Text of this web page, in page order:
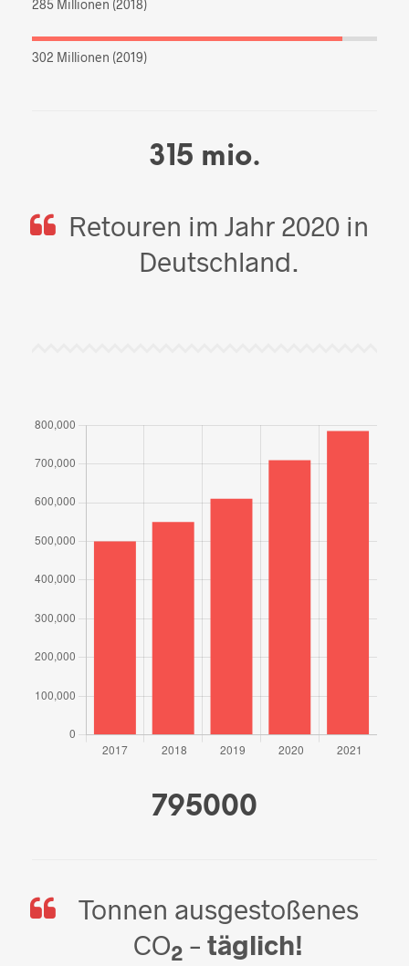
285 Millionen (2018)
302 Millionen (2019)
315 mio.
Retouren im Jahr 2020 in
Deutschland.
795000
Tonnen ausgestoßenes
CO2 – täglich!